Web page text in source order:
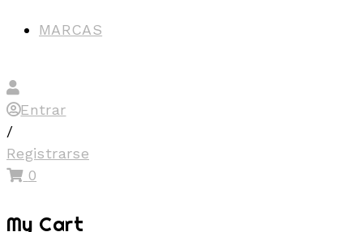
MARCAS
Entrar
/
Registrarse
0
My Cart